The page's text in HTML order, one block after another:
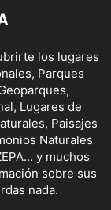
los lugares
Parques
Lugares de
Paisajes
Naturales
y muchos
sobre sus
nada.